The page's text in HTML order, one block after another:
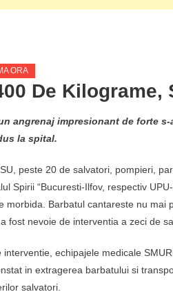
ORA
De Kilograme,
angrenaj impresionant de forte
la spital.
peste 20 de salvatori, pompieri,
Spirii “Bucuresti-Ilfov, respectiv
morbida. Barbatul cantareste nu
fost nevoie de interventia a zeci de
echipajele medicale
in extragerea barbatului si
salvatori.